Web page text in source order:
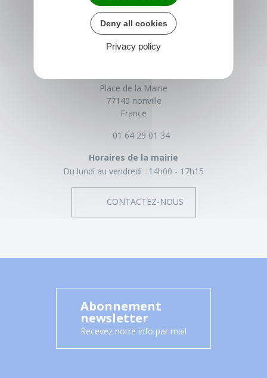
Place de la Mairie
77140 nonville
France
01 64 29 01 34
Horaires de la mairie
Du lundi au vendredi : 14h00 - 17h15
CONTACTEZ-NOUS
Abonnement
newsletter
Recevez notre info par mail
Deny all cookies
Privacy policy